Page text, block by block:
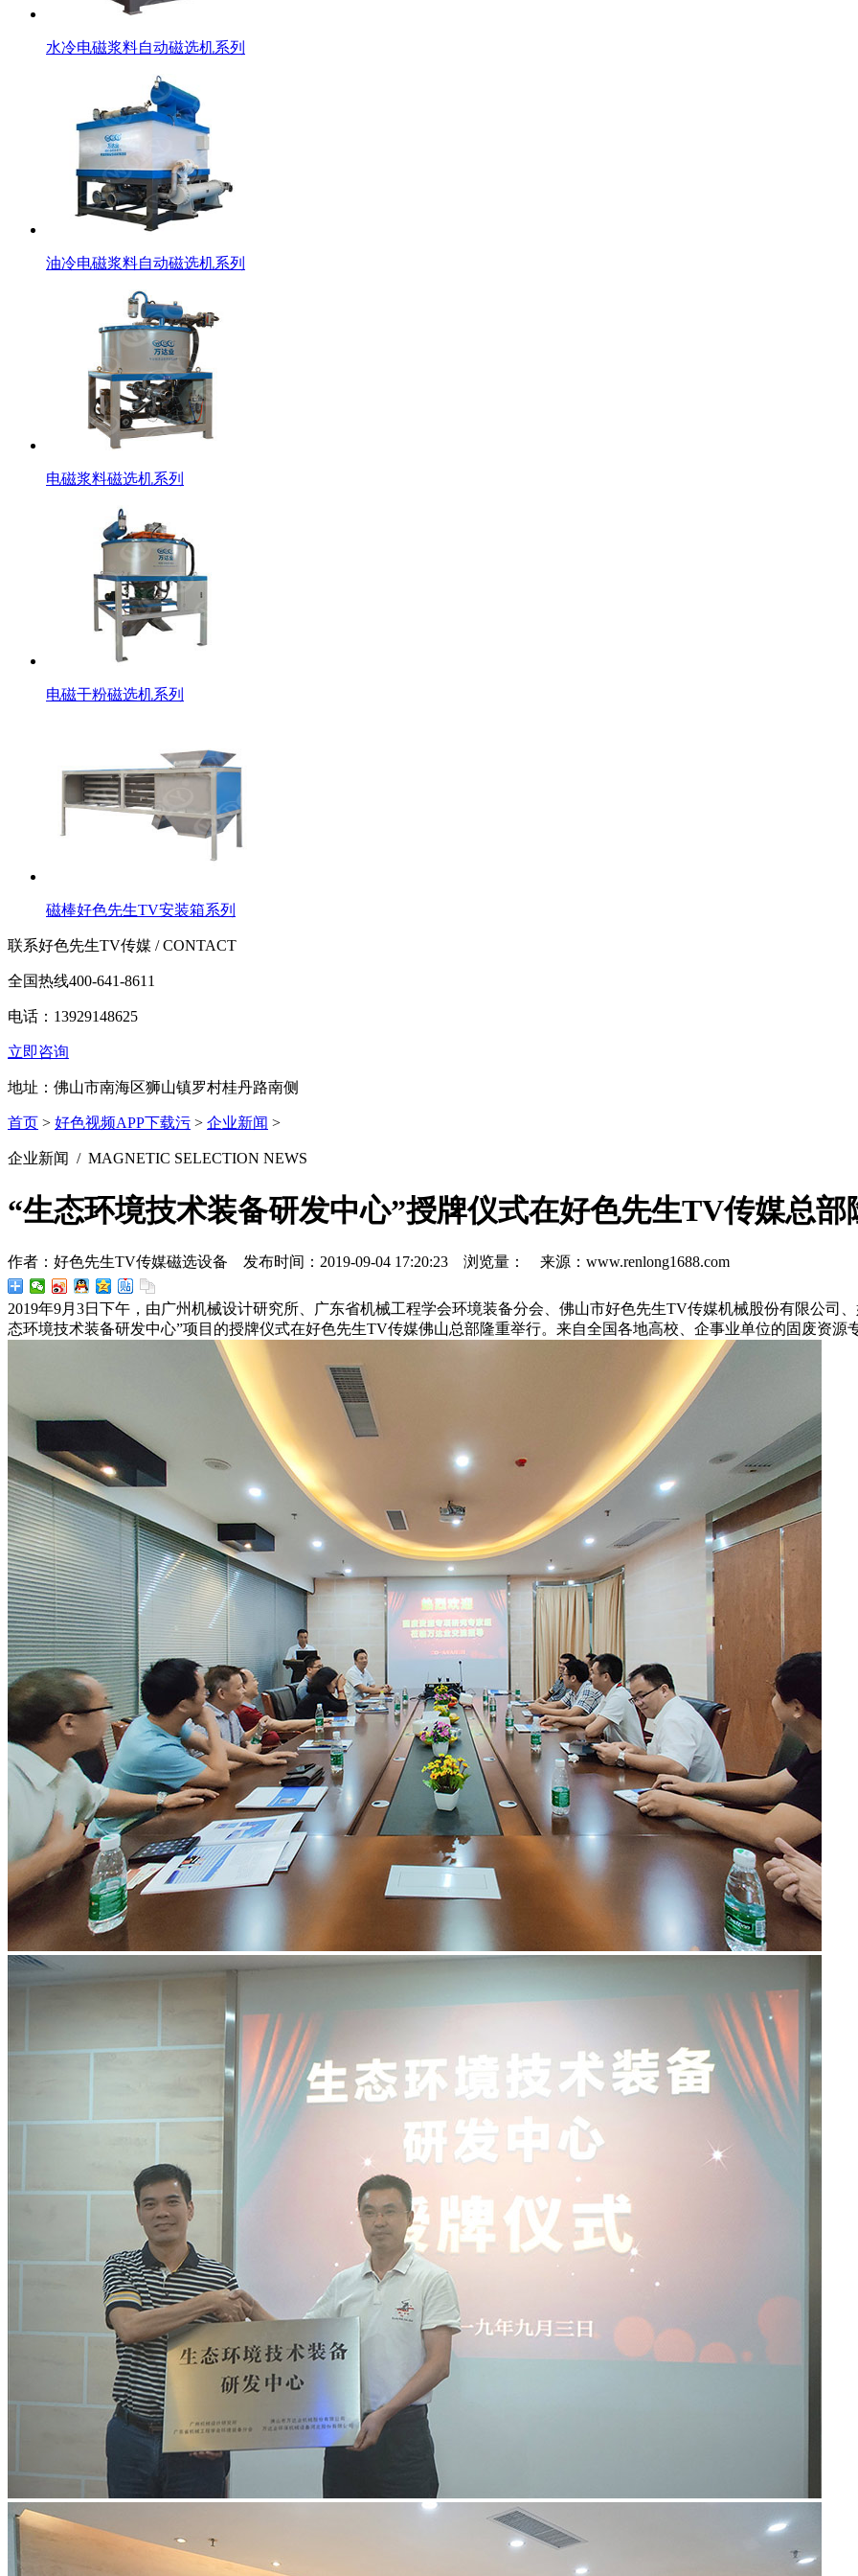
水冷电磁浆料自动磁选机系列
油冷电磁浆料自动磁选机系列
电磁浆料磁选机系列
电磁干粉磁选机系列
磁棒好色先生TV安装箱系列
联系好色先生TV传媒 / CONTACT
全国热线400-641-8611
电话：13929148625
立即咨询
地址：佛山市南海区狮山镇罗村桂丹路南侧
首页 > 好色视频APP下载污 > 企业新闻 >
企业新闻 / MAGNETIC SELECTION NEWS
“生态环境技术装备研发中心”授牌仪式在好色先生TV传媒总部
作者：好色先生TV传媒磁选设备 发布时间：2019-09-04 17:20:23 浏览量： 来源：www.renlong1688.com
2019年9月3日下午，由广州机械设计研究所、广东省机械工程学会环境装备分会、佛山市好色先生TV传媒机械股份有限公司
态环境技术装备研发中心”项目的授牌仪式在好色先生TV传媒佛山总部隆重举行。来自全国各地高校、企事业单位的固废资源